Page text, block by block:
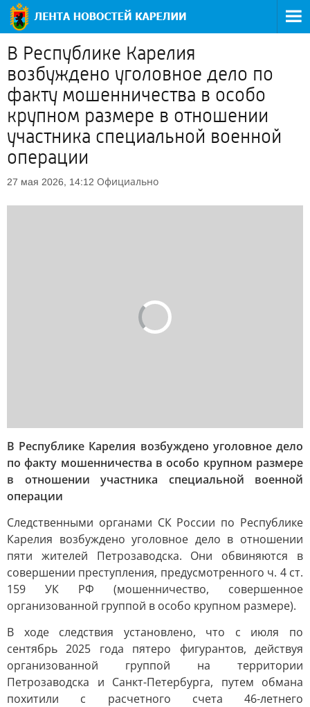
В Республике Карелия
возбуждено уголовное дело по
факту мошенничества в особо
крупном размере в отношении
участника специальной военной
операции
27 мая 2026, 14:12 Официально
В Республике Карелия возбуждено уголовное дело
по факту мошенничества в особо крупном размере
в отношении участника специальной военной
операции
Следственными органами СК России по Республике
Карелия возбуждено уголовное дело в отношении
пяти жителей Петрозаводска. Они обвиняются в
совершении преступления, предусмотренного ч. 4 ст.
159 УК РФ (мошенничество, совершенное
организованной группой в особо крупном размере).
В ходе следствия установлено, что с июля по
сентябрь 2025 года пятеро фигурантов, действуя
организованной группой на территории
Петрозаводска и Санкт-Петербурга, путем обмана
похитили с расчетного счета 46-летнего